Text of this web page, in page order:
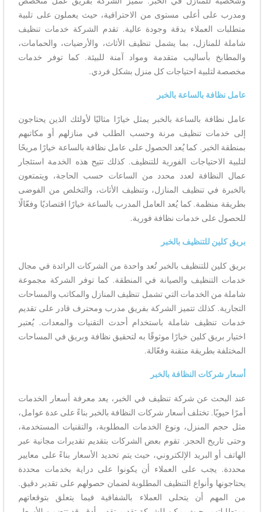
ومدرب على أعلى مستوى من الاحترافية، حيث يعملون على تلبية
متطلبات العملاء بدقة وجودة عالية. تقدم الشركة خدمات تنظيف
شاملة للمنازل، بما يشمل تنظيف الأثاث، والأرضيات، والحمامات،
والمطابخ بأساليب متقدمة ومواد آمنة للبيئة. كما توفر خدمات
مخصصة لتلبية احتياجات كل منزل بشكل فردي.
عامل نظافة بالساعة بالخبر
عامل نظافة بالساعة بالخبر يمثل خيارًا مثاليًا لأولئك الذين يحتاجون
إلى خدمات تنظيف مرنة وحسب الطلب في منازلهم أو مكاتبهم
بمنطقة الخبر. كما يُعد الحصول على عامل نظافة بالساعة خيارًا مريحًا
لتلبية الاحتياجات الفورية للتنظيف. كذلك تتيح هذه الخدمة استئجار
عمال النظافة لعدد محدد من الساعات حسب الحاجة، ويتمتعون
بالخبرة في تنظيف المنازل، وتنظيف الأثاث، والتخلص من الفوضى
بطريقة منظمة. كما يُعد العامل المدرب بالساعة خيارًا اقتصاديًا وفعّالًا
للحصول على خدمات نظافة فورية.
بريق كلين للتنظيف بالخبر
بريق كلين للتنظيف بالخبر تُعد واحدة من الشركات الرائدة في مجال
خدمات التنظيف والصيانة في المنطقة. كما توفر الشركة مجموعة
شاملة من الخدمات التي تشمل تنظيف المنازل والمكاتب والمساحات
التجارية. كذلك تتميز الشركة بفريق مدرب ومحترف قادر على تقديم
خدمات تنظيف شاملة باستخدام أحدث التقنيات والمعدات. يُعتبر
اختيار بريق كلين خيارًا موثوقًا به لتحقيق نظافة وبريق في المساحات
المختلفة بطريقة متقنة وفعّالة.
أسعار شركات النظافة بالخبر
عند البحث عن شركة تنظيف في الخبر، يعد معرفة أسعار الخدمات
أمرًا حيويًا. تختلف أسعار شركات النظافة بالخبر بناءً على عدة عوامل،
مثل حجم المنزل، ونوع الخدمات المطلوبة، والتقنيات المستخدمة،
وحتى تاريخ الحجز. تقوم بعض الشركات بتقديم تقديرات مجانية عبر
الهاتف أو البريد الإلكتروني، حيث يتم تحديد الأسعار بناءً على معايير
محددة. يجب على العملاء أن يكونوا على دراية بخدمات محددة
يحتاجونها وأنواع التنظيف المطلوبة لضمان حصولهم على تقدير دقيق.
من المهم أن يتحلى العملاء بالشفافية فيما يتعلق بتوقعاتهم